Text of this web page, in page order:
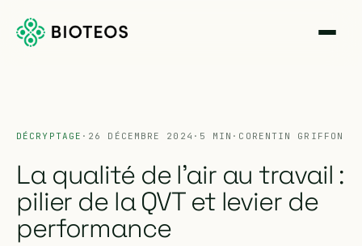
DÉCRYPTAGE · 26 DÉCEMBRE 2024 · 5 MIN · CORENTIN GRIFFON
La qualité de l'air au travail :
pilier de la QVT et levier de
performance